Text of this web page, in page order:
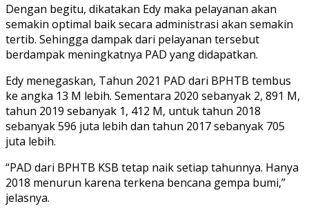
Dengan begitu, dikatakan Edy maka pelayanan akan
semakin optimal baik secara administrasi akan semakin
tertib. Sehingga dampak dari pelayanan tersebut
berdampak meningkatnya PAD yang didapatkan.
Edy menegaskan, Tahun 2021 PAD dari BPHTB tembus
ke angka 13 M lebih. Sementara 2020 sebanyak 2, 891 M,
tahun 2019 sebanyak 1, 412 M, untuk tahun 2018
sebanyak 596 juta lebih dan tahun 2017 sebanyak 705
juta lebih.
“PAD dari BPHTB KSB tetap naik setiap tahunnya. Hanya
2018 menurun karena terkena bencana gempa bumi,”
jelasnya.